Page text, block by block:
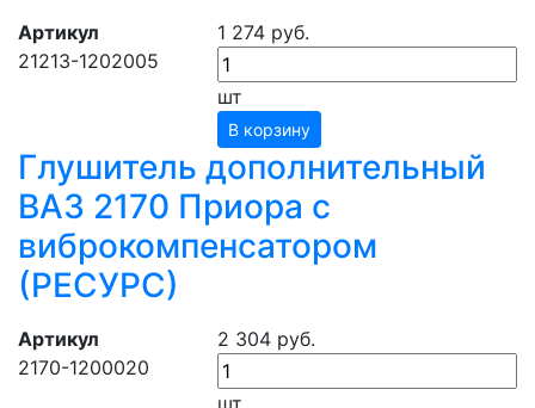
Артикул
21213-1202005
1 274 руб.
шт
В корзину
Глушитель дополнительный
ВАЗ 2170 Приора с
виброкомпенсатором
(РЕСУРС)
Артикул
2170-1200020
2 304 руб.
шт